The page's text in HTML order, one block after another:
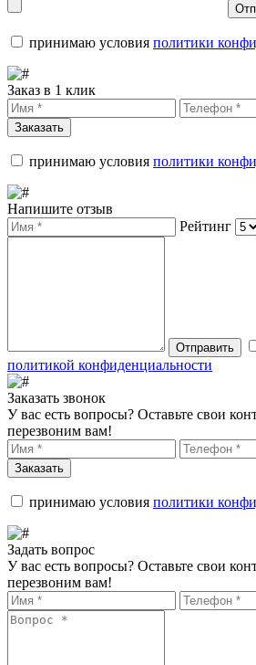
принимаю условия политики
Заказ в 1 клик
Заказать
принимаю условия политики
Напишите отзыв
Рейтинг
Отправить
политикой конфиденциальности
Заказать звонок
У вас есть вопросы? Оставьте свои
перезвоним вам!
Заказать
принимаю условия политики
Задать вопрос
У вас есть вопросы? Оставьте свои
перезвоним вам!